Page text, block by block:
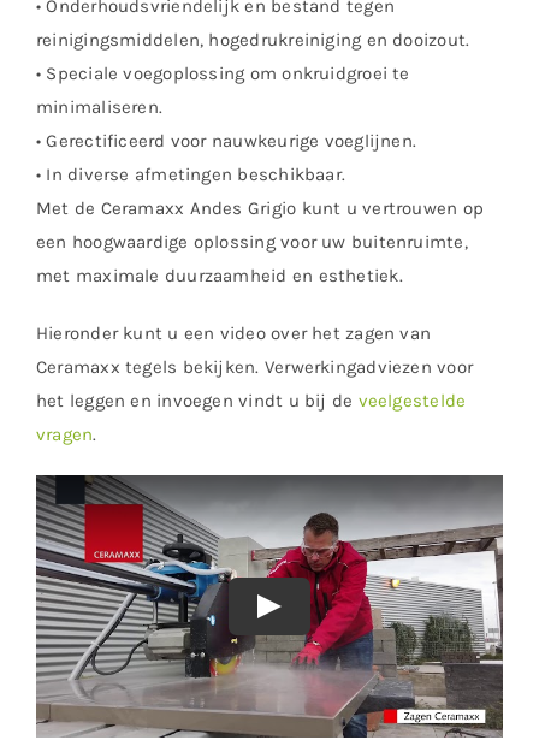
• Onderhoudsvriendelijk en bestand tegen
reinigingsmiddelen, hogedrukreiniging en dooizout.
• Speciale voegoplossing om onkruidgroei te
minimaliseren.
• Gerectificeerd voor nauwkeurige voeglijnen.
• In diverse afmetingen beschikbaar.
Met de Ceramaxx Andes Grigio kunt u vertrouwen op
een hoogwaardige oplossing voor uw buitenruimte,
met maximale duurzaamheid en esthetiek.
Hieronder kunt u een video over het zagen van
Ceramaxx tegels bekijken. Verwerkingadviezen voor
het leggen en invoegen vindt u bij de veelgestelde
vragen.